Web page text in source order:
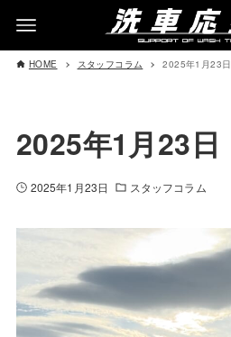
HOME スタッフコラム 2025年1月23日
2025年1月23日
2025年1月23日 スタッフコラム